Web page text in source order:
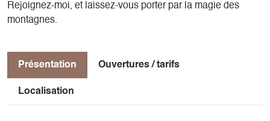
Rejoignez-moi, et laissez-vous porter par la magie des
montagnes.
Présentation Ouvertures / tarifs
Localisation